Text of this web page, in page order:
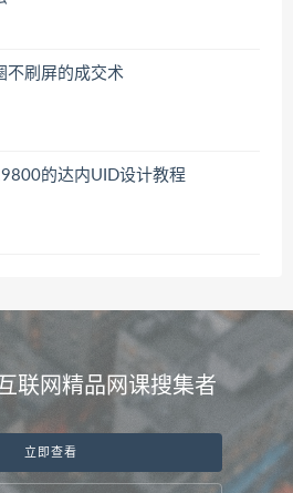
不刷屏的成交术
的达内UID设计教程
联网精品网课搜集者
立即查看